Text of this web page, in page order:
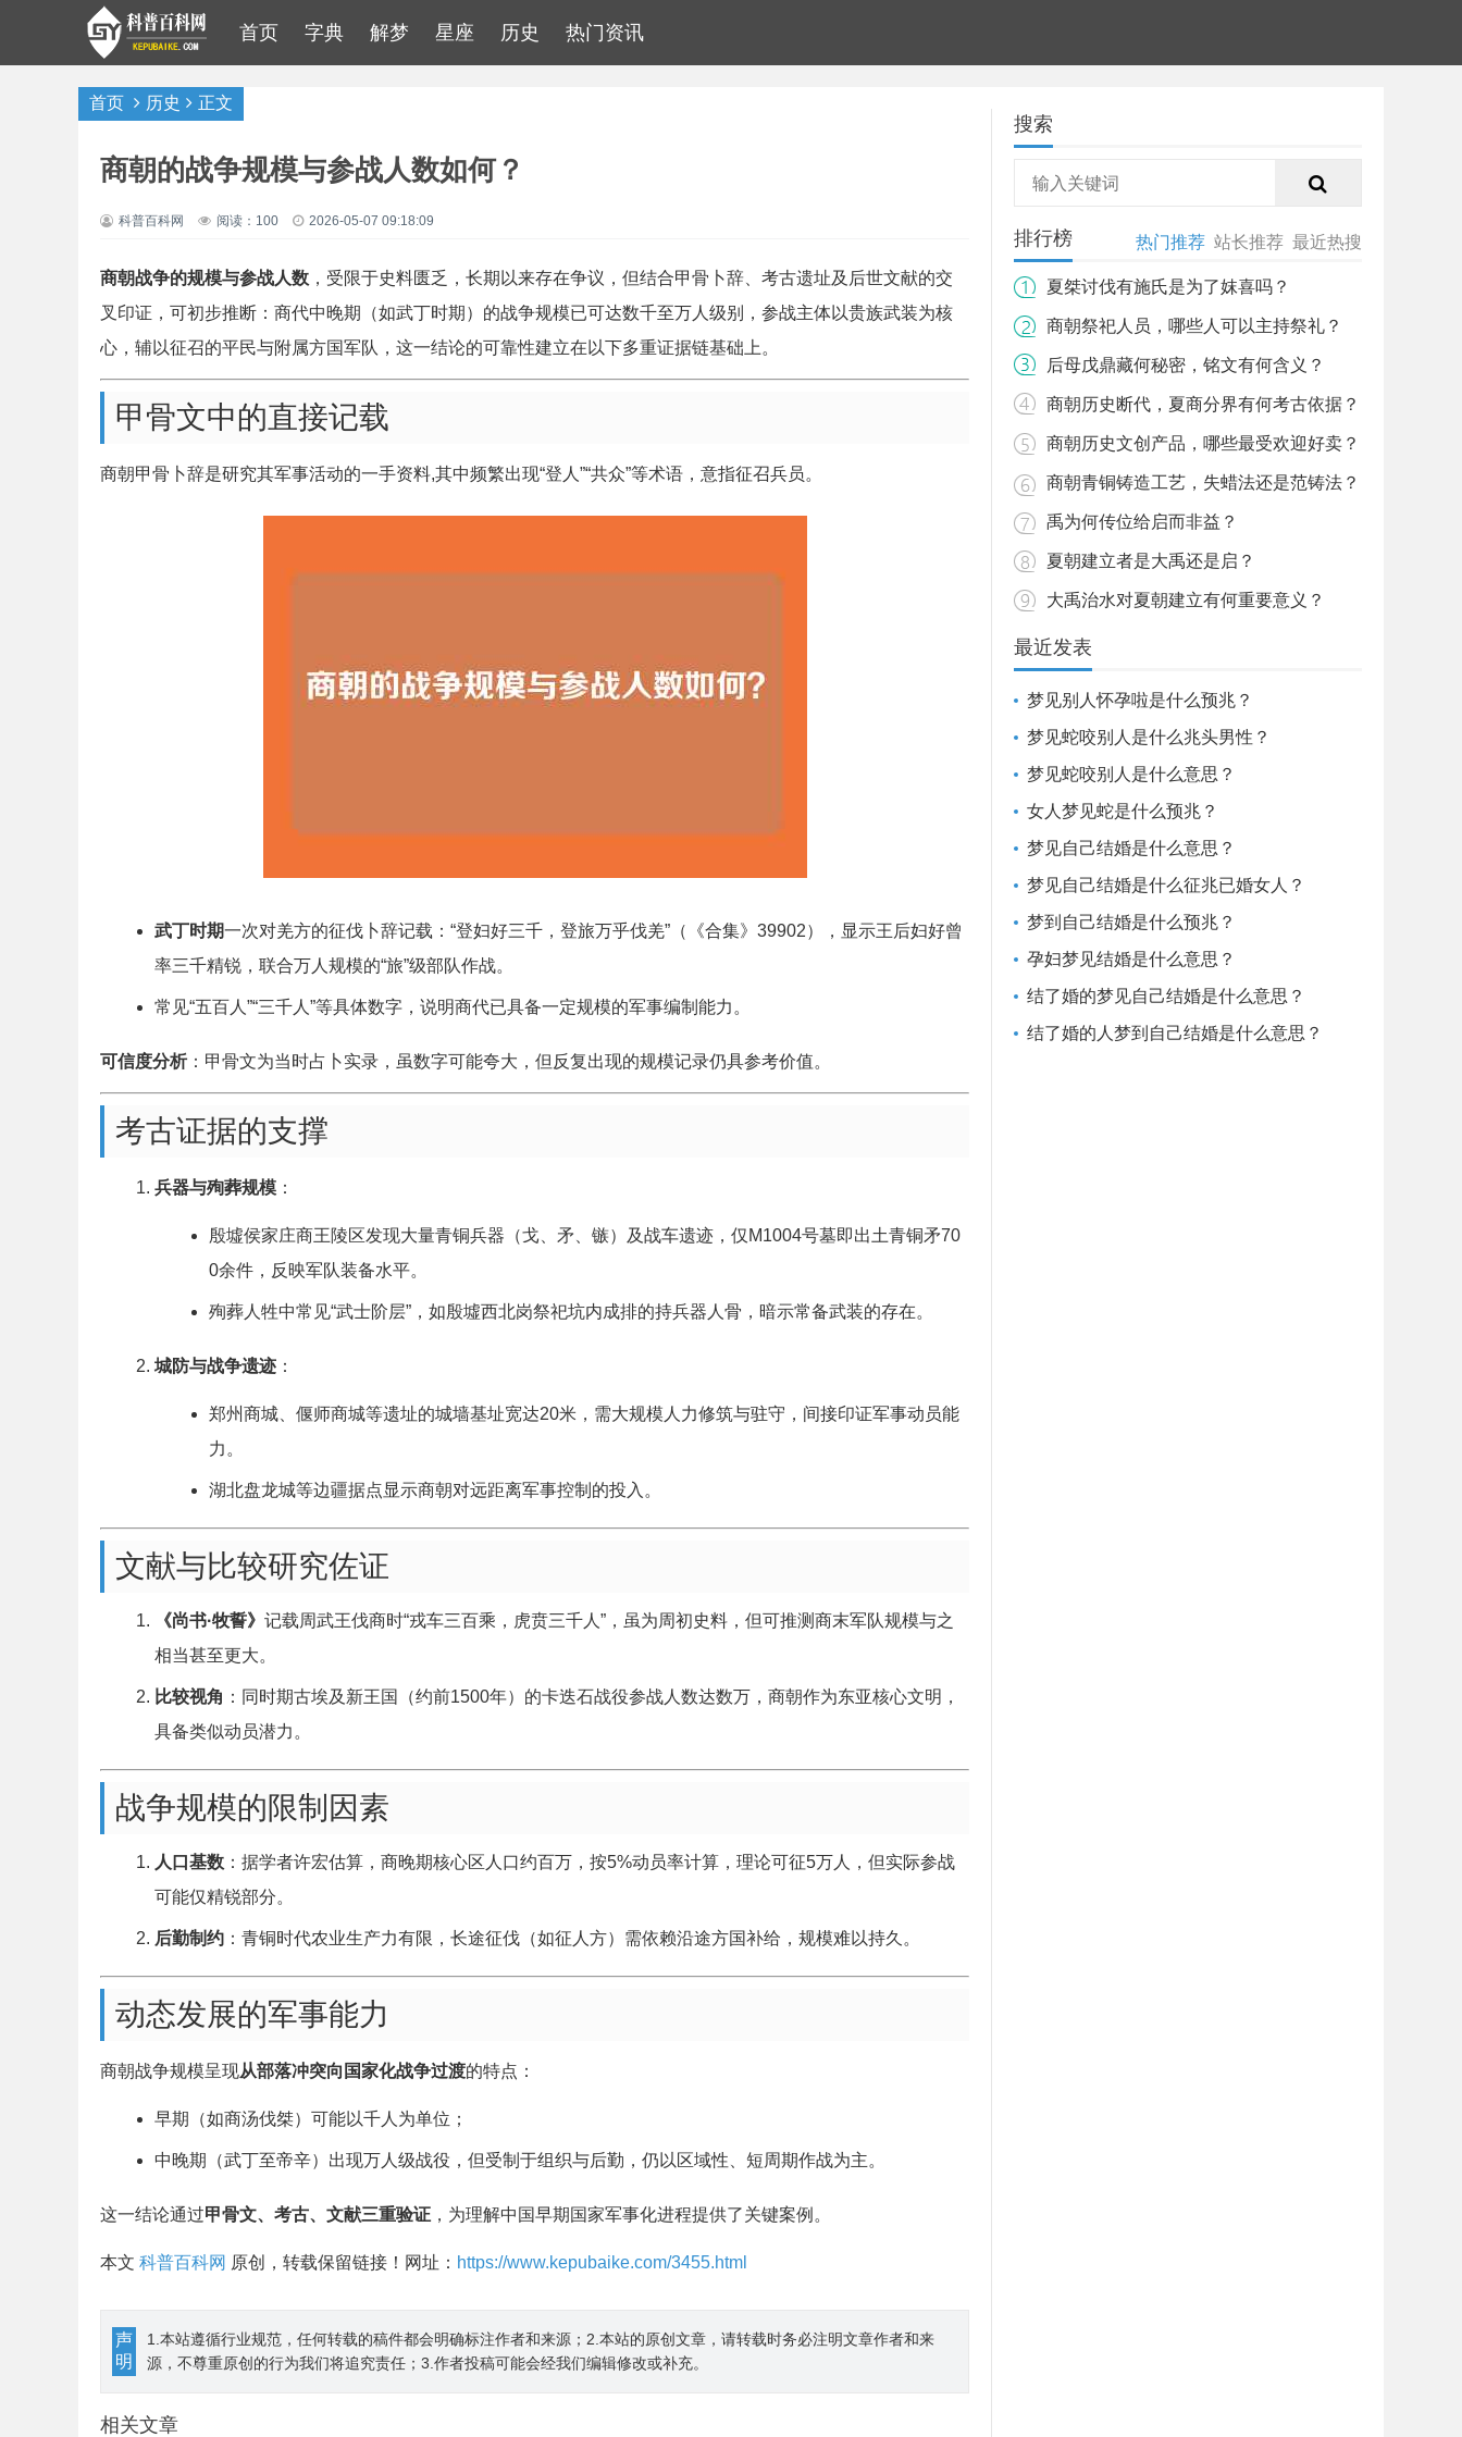
首页 字典 解梦 星座 历史 热门资讯
首页 历史 正文
商朝的战争规模与参战人数如何？
科普百科网 阅读：100 2026-05-07 09:18:09
商朝战争的规模与参战人数 ，受限于史料匮乏，长期以来存在争议，但结合甲骨卜辞、考古遗址及后世文献的交
叉印证，可初步推断：商代中晚期（如武丁时期）的战争规模已可达数千至万人级别，参战主体以贵族武装为核
心，辅以征召的平民与附属方国军队，这一结论的可靠性建立在以下多重证据链基础上。
甲骨文中的直接记载
商朝甲骨卜辞是研究其军事活动的一手资料,其中频繁出现“登人”“共众”等术语，意指征召兵员。
武丁时期一次对羌方的征伐卜辞记载：“登妇好三千，登旅万乎伐羌”（《合集》39902），显示王后妇好曾
率三千精锐，联合万人规模的“旅”级部队作战。
常见“五百人”“三千人”等具体数字，说明商代已具备一定规模的军事编制能力。
可信度分析：甲骨文为当时占卜实录，虽数字可能夸大，但反复出现的规模记录仍具参考价值。
考古证据的支撑
兵器与殉葬规模 ：
殷墟侯家庄商王陵区发现大量青铜兵器（戈、矛、镞）及战车遗迹，仅M1004号墓即出土青铜矛70
0余件，反映军队装备水平。
殉葬人牲中常见“武士阶层”，如殷墟西北岗祭祀坑内成排的持兵器人骨，暗示常备武装的存在。
城防与战争遗迹 ：
郑州商城、偃师商城等遗址的城墙基址宽达20米，需大规模人力修筑与驻守，间接印证军事动员能
力。
湖北盘龙城等边疆据点显示商朝对远距离军事控制的投入。
文献与比较研究佐证
《尚书·牧誓》 记载周武王伐商时“戎车三百乘，虎贲三千人”，虽为周初史料，但可推测商末军队规模与之
相当甚至更大。
比较视角 ：同时期古埃及新王国（约前1500年）的卡迭石战役参战人数达数万，商朝作为东亚核心文明，
具备类似动员潜力。
战争规模的限制因素
人口基数 ：据学者许宏估算，商晚期核心区人口约百万，按5%动员率计算，理论可征5万人，但实际参战
可能仅精锐部分。
后勤制约 ：青铜时代农业生产力有限，长途征伐（如征人方）需依赖沿途方国补给，规模难以持久。
动态发展的军事能力
商朝战争规模呈现从部落冲突向国家化战争过渡的特点：
早期（如商汤伐桀）可能以千人为单位；
中晚期（武丁至帝辛）出现万人级战役，但受制于组织与后勤，仍以区域性、短周期作战为主。
这一结论通过甲骨文、考古、文献三重验证 ，为理解中国早期国家军事化进程提供了关键案例。
本文 科普百科网 原创，转载保留链接！网址： https://www.kepubaike.com/3455.html
声
明
1.本站遵循行业规范，任何转载的稿件都会明确标注作者和来源；2.本站的原创文章，请转载时务必注明文章作者和来
源，不尊重原创的行为我们将追究责任；3.作者投稿可能会经我们编辑修改或补充。
相关文章
搜索
排行榜 热门推荐 站长推荐 最近热搜
夏桀讨伐有施氏是为了妺喜吗？
商朝祭祀人员，哪些人可以主持祭礼？
后母戊鼎藏何秘密，铭文有何含义？
商朝历史断代，夏商分界有何考古依据？
商朝历史文创产品，哪些最受欢迎好卖？
商朝青铜铸造工艺，失蜡法还是范铸法？
禹为何传位给启而非益？
夏朝建立者是大禹还是启？
大禹治水对夏朝建立有何重要意义？
最近发表
梦见别人怀孕啦是什么预兆？
梦见蛇咬别人是什么兆头男性？
梦见蛇咬别人是什么意思？
女人梦见蛇是什么预兆？
梦见自己结婚是什么意思？
梦见自己结婚是什么征兆已婚女人？
梦到自己结婚是什么预兆？
孕妇梦见结婚是什么意思？
结了婚的梦见自己结婚是什么意思？
结了婚的人梦到自己结婚是什么意思？